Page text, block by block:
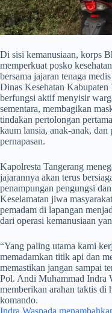
​Di sisi kemanusiaan, korps
memperkuat posko
bersama jajaran tenaga
Dinas Kesehatan
berfungsi aktif menyisir
sementara, membagikan
tindakan pertolongan
kaum lansia, anak-anak, dan
pernapasan.
​Kapolresta Tangerang
jajarannya akan terus
penampungan pengungsi
Keselamatan jiwa
pemadam di lapangan
dari operasi kemanusiaan
​“Yang paling utama kami
memadamkan titik api dan
memastikan jangan sampai
Pol. Andi Muhammad Indra
memberikan arahan taktis di
komando.
Indra Waspada